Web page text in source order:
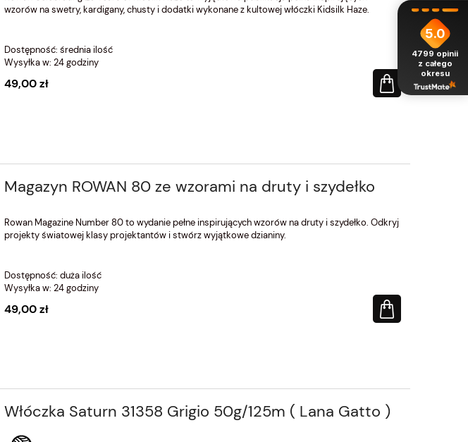
wzorów na swetry, kardigany, chusty i dodatki wykonane z kultowej włóczki Kidsilk Haze.
Dostępność: średnia ilość
Wysyłka w: 24 godziny
49,00 zł
Magazyn ROWAN 80 ze wzorami na druty i szydełko
Rowan Magazine Number 80 to wydanie pełne inspirujących wzorów na druty i szydełko. Odkryj
projekty światowej klasy projektantów i stwórz wyjątkowe dzianiny.
Dostępność: duża ilość
Wysyłka w: 24 godziny
49,00 zł
Włóczka Saturn 31358 Grigio 50g/125m ( Lana Gatto )
5.0
4799 opinii
z całego
okresu